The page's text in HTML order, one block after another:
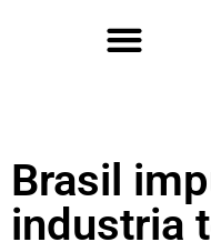
Brasil
industria